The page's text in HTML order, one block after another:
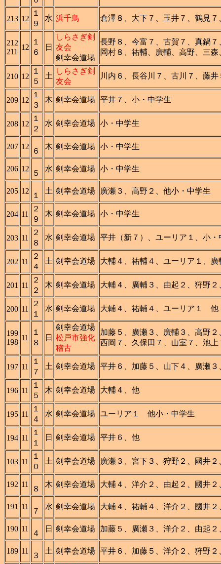
213 12
１
９
水 浜千鳥 倉澤８、大下７、玉井７、鶴見
212
211
12
１
６
日
しらさぎ剣
友会
剣幸会道場
長野８、今富７、古賀７、真鍋
岡村８、祐輔、廣輔、高野、三
210 12
１
５
土
しらさぎ剣
友会
川内６、長谷川７、古川７、藤
209 12
１
３
木 剣幸会道場 平井７、小・中学生
208 12
１
２
水 剣幸会道場 小・中学生
207 12
６
木 剣幸会道場 小・中学生
206 12
５
水 剣幸会道場 小・中学生
205 12
１
土 剣幸会道場 廣瀬３、高野２、他小・中学生
204 11
２
９
木 剣幸会道場 小・中学生
203 11
２
８
水 剣幸会道場 平井（新７）、ユーリア１、小・
202 11
２
４
土 剣幸会道場 大輔４、祐輔４、ユーリア１、
201 11
２
２
木 剣幸会道場 大輔４、廣輔３、由起２、狩野
200 11
２
１
水 剣幸会道場 大輔４、祐輔４、ユーリア１ 他
199
198
11
１
８
日
剣幸会道場
松戸市強化
稽古
加藤５、廣瀬３、廣輔３、高野
西岡７、久保田７、山室７、池
197 11
１
７
土 剣幸会道場 平井６、加藤５、山下４、廣瀬
196 11
１
５
木 剣幸会道場 大輔４、他
195 11
１
４
水 剣幸会道場 ユーリア１ 他小・中学生
194 11
１
１
日 剣幸会道場 平井６、他
103 11
１
０
土 剣幸会道場 廣瀬３、宮下３、狩野２、國井
192 11
８
木 剣幸会道場 大輔４、洋介２、由起２、國井
191 11
７
水 剣幸会道場 大輔４、祐輔４、洋介２、國井
190 11
４
日 剣幸会道場 加藤５、廣瀬３、洋介２、由起
189 11
３
土 剣幸会道場 平井６、加藤５、洋介２、狩野